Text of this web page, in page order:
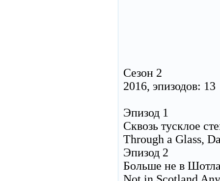
Сезон 2
2016, эпизодов: 13
Эпизод 1
Сквозь тусклое
Through a Glass,
Эпизод 2
Больше не в